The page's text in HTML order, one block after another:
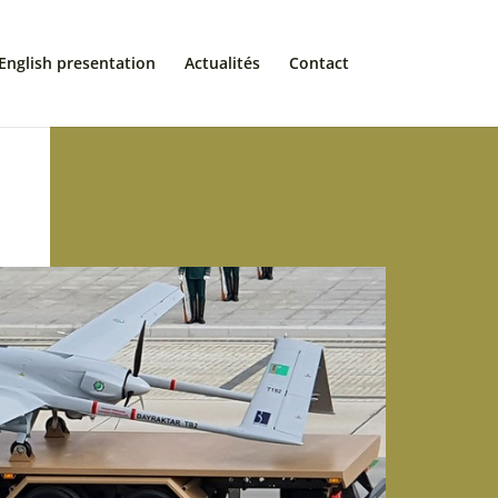
presentation Actualités Contact